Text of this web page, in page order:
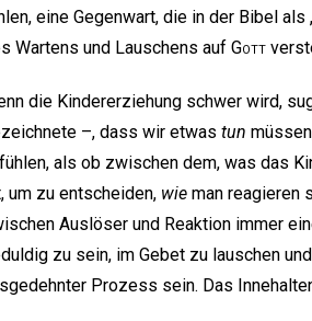
eine Gegenwart, die in der Bibel
Wartens und Lauschens auf Gott
die Kindererziehung schwer wird,
–, dass wir etwas tun
als ob zwischen dem, was das
um zu entscheiden, wie man reagieren
Auslöser und Reaktion immer
zu sein, im Gebet zu lauschen
Prozess sein. Das